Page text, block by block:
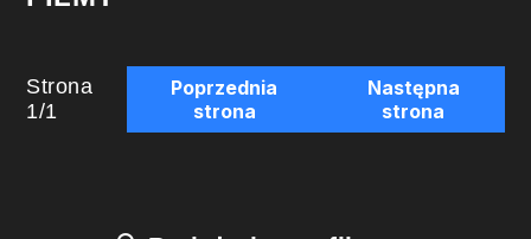
Strona
1/1
Poprzednia
strona
Następna
strona